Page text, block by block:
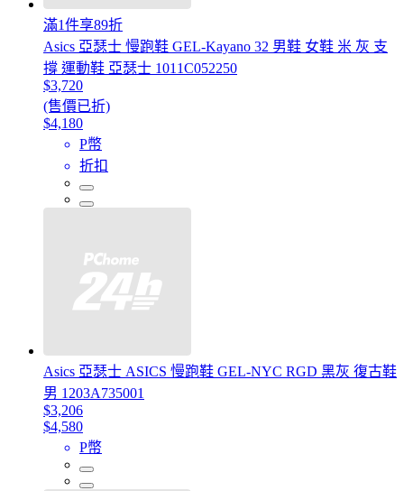
滿1件享89折
Asics 亞瑟士 慢跑鞋 GEL-Kayano 32 男鞋 女鞋 米 灰 支
撐 運動鞋 亞瑟士 1011C052250
$3,720
(售價已折)
$4,180
P幣
折扣
Asics 亞瑟士 ASICS 慢跑鞋 GEL-NYC RGD 黑灰 復古鞋
男 1203A735001
$3,206
$4,580
P幣